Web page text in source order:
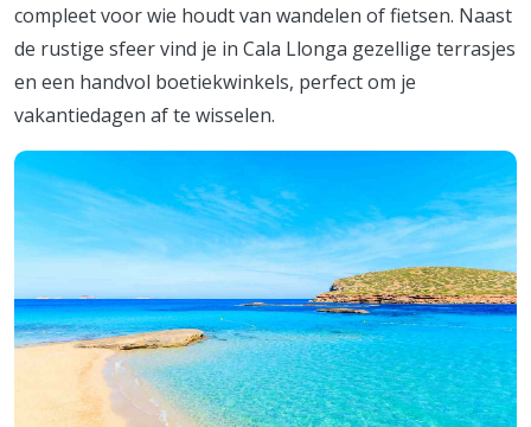
compleet voor wie houdt van wandelen of fietsen. Naast
de rustige sfeer vind je in Cala Llonga gezellige terrasjes
en een handvol boetiekwinkels, perfect om je
vakantiedagen af te wisselen.